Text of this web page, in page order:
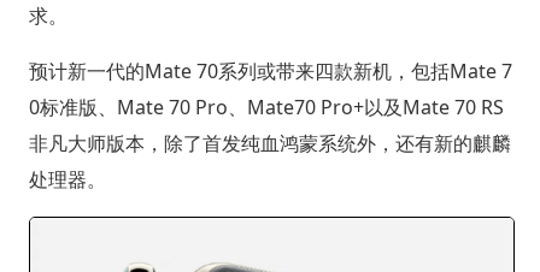
求。
预计新一代的Mate 70系列或带来四款新机，包括Mate 7
0标准版、Mate 70 Pro、Mate70 Pro+以及Mate 70 RS
非凡大师版本，除了首发纯血鸿蒙系统外，还有新的麒麟
处理器。